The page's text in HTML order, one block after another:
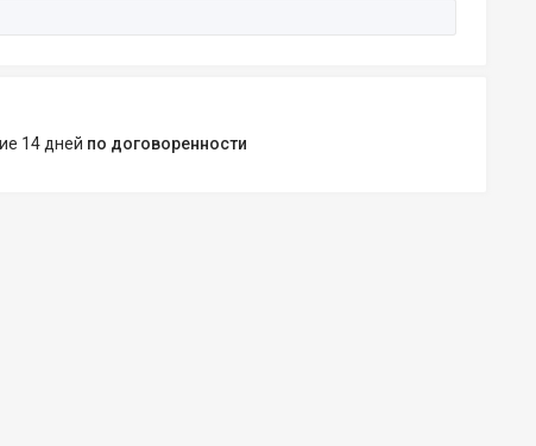
14 дней по договоренности